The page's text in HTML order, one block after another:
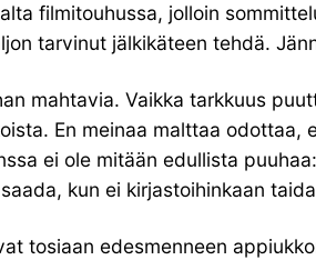
filmitouhussa, jolloin
tarvinut jälkikäteen tehdä.
mahtavia. Vaikka tarkkuus
En meinaa malttaa
ei ole mitään edullista
kun ei kirjastoihinkaan
tosiaan edesmenneen